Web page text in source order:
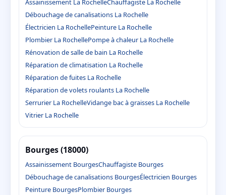
Assainissement La RochelleChauffagiste La Rochelle
Débouchage de canalisations La Rochelle
Électricien La RochellePeinture La Rochelle
Plombier La RochellePompe à chaleur La Rochelle
Rénovation de salle de bain La Rochelle
Réparation de climatisation La Rochelle
Réparation de fuites La Rochelle
Réparation de volets roulants La Rochelle
Serrurier La RochelleVidange bac à graisses La Rochelle
Vitrier La Rochelle
Bourges (18000)
Assainissement BourgesChauffagiste Bourges
Débouchage de canalisations BourgesÉlectricien Bourges
Peinture BourgesPlombier Bourges